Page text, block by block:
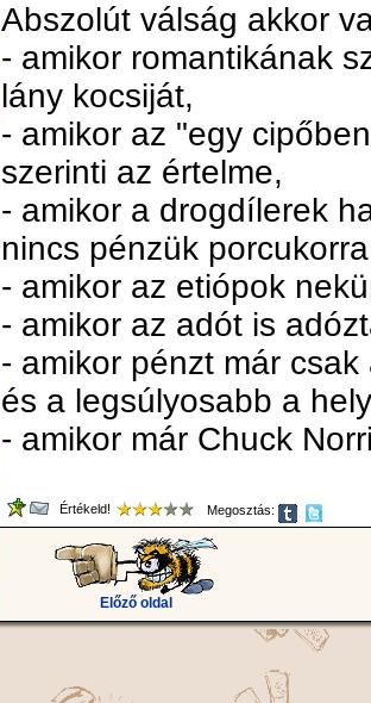
Abszolút válság akkor
- amikor romantikának
lány kocsiját,
- amikor az "egy
szerinti az értelme,
- amikor a drogdílerek
nincs pénzük
- amikor az etiópok
- amikor az adót is
- amikor pénzt már
és a legsúlyosabb a
- amikor már Chuck
Értékeld! Megosztás:
Előző oldal